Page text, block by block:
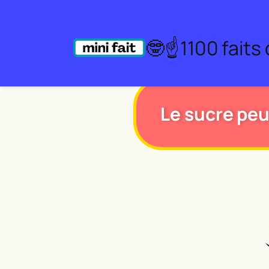
🤓☝️1100 faits
Le sucre